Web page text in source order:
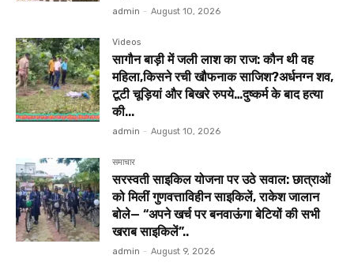
admin - August 10, 2026
Videos
सागौन बाड़ी में जली लाश का राज: कौन थी वह
महिला,किसने रची खौफनाक साजिश?अर्धनग्न शव,
टूटी चूड़ियां और बिखरे रुपये…दुष्कर्म के बाद हत्या
की...
admin - August 10, 2026
समाचार
सरस्वती साइकिल योजना पर उठे सवाल: छात्राओं
को मिलीं गुणवत्ताविहीन साइकिलें, राकेश जालान
बोले— “अपने खर्च पर बनवाऊंगा बेटियों की सभी
खराब साइकिलें”..
admin - August 9, 2026